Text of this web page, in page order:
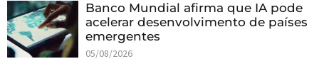
Banco Mundial afirma que IA pode
acelerar desenvolvimento de países
emergentes
05/08/2026